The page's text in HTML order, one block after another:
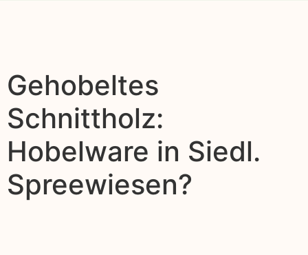
Gehobeltes
Schnittholz:
Hobelware in Siedl.
Spreewiesen?